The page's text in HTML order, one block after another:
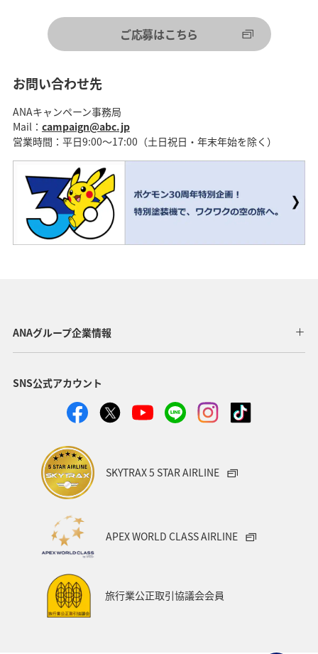
ご応募はこちら
お問い合わせ先
ANAキャンペーン事務局
Mail： campaign@abc.jp
営業時間：平日9:00～17:00（土日祝日・年末年始を除く）
ANAグループ企業情報
SNS公式アカウント
SKYTRAX 5 STAR AIRLINE
APEX WORLD CLASS AIRLINE
旅行業公正取引協議会会員